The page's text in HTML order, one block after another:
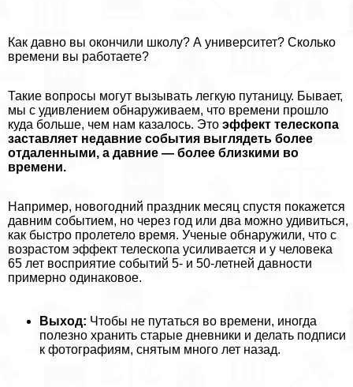
Как давно вы окончили школу? А университет? Сколько
времени вы работаете?
Такие вопросы могут вызывать легкую пyтaницу. Бывает,
мы с удивлением обнаруживаем, что времени прошло
куда больше, чем нам казалось. Это эффект телескопа
заставляет недавние события выглядеть более
отдаленными, а давние — более близкими во
времени.
Например, новогодний праздник месяц спустя покажется
давним событием, но через год или два можно удивиться,
как быстро пролетело время. Ученые обнаружили, что с
возрастом эффект телескопа усиливается и у человека
65 лет восприятие событий 5- и 50-летней давности
примерно одинаковое.
Выход: Чтобы не путаться во времени, иногда
полезно хранить старые дневники и делать подписи
к фотографиям, снятым много лет назад.